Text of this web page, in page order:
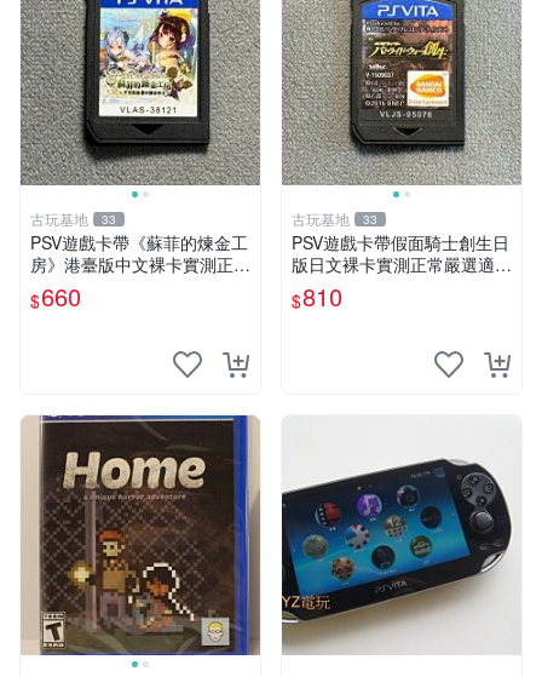
古玩基地 33
PSV遊戲卡帶《蘇菲的煉金工
房》港臺版中文裸卡實測正常
嚴選直銷僅售不退不換單次2
張起享優惠 煉金工房 游戲卡
$660
古玩基地 33
PSV遊戲卡帶假面騎士創生日
版日文裸卡實測正常嚴選適合
收藏2張起享優惠 假面騎士
創生 PSV 卡帶
$810